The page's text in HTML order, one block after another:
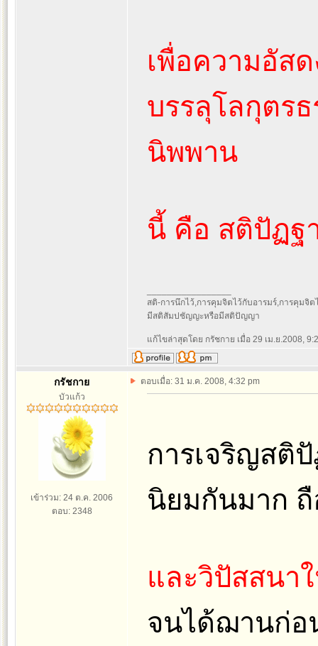
เพื่อความอัส
บรรลุโลกุตร
นิพพาน
นี้ คือ สติปัฏฐ
สติ-การนึกไว้,การคุมจิตไว้กับอารมร์,การคุมจิ
มีสติสัมปชัญญะหรือมีสติปัญญา
แก้ไขล่าสุดโดย กรัชกาย เมื่อ 29 เม.ย.2008,
กรัชกาย
บัวแก้ว
เข้าร่วม: 24 ต.ค. 2006
ตอบ: 2348
ตอบเมื่อ: 31 ม.ค. 2008, 4:32 pm
การเจริญสติ
นิยมกันมาก
และวิปัสสนา
จนได้ฌานก่อ